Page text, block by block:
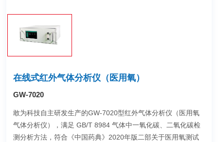
在线式红外气体分析仪（医用氧）
GW-7020
敢为科技自主研发生产的GW-7020型红外气体分析仪（医用氧
气体分析仪），满足 GB/T 8984 气体中一氧化碳、二氧化碳检
测分析方法，符合《中国药典》2020年版二部关于医用氧测试